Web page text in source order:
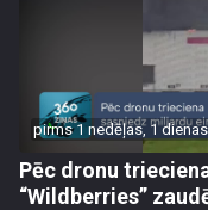
pirms 1 nedēļas, 1 dienas
Pēc dronu
“Wildberries”